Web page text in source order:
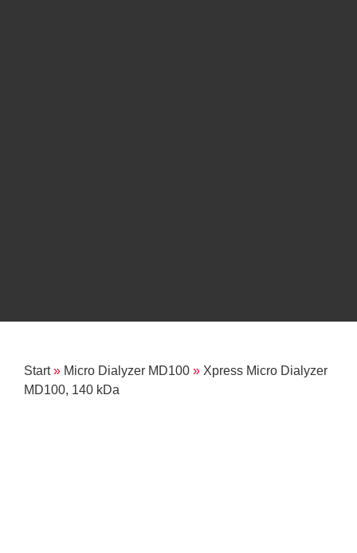
Start » Micro Dialyzer MD100 » Xpress Micro Dialyzer
MD100, 140 kDa